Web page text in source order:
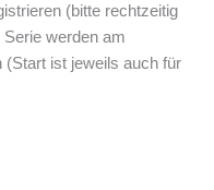
(bitte rechtzeitig
werden am
(Start ist jeweils auch für